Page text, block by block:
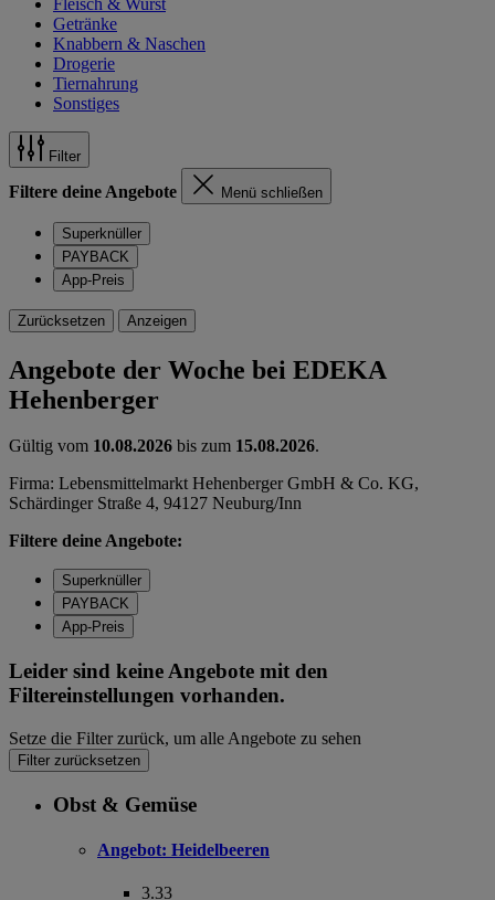
Getränke
Knabbern & Naschen
Drogerie
Tiernahrung
Sonstiges
Filter
Filtere deine Angebote Menü schließen
Superknüller
PAYBACK
App-Preis
Zurücksetzen Anzeigen
Angebote der Woche bei EDEKA
Hehenberger
Gültig vom 10.08.2026 bis zum 15.08.2026.
Firma: Lebensmittelmarkt Hehenberger GmbH & Co. KG,
Schärdinger Straße 4, 94127 Neuburg/Inn
Filtere deine Angebote:
Superknüller
PAYBACK
App-Preis
Leider sind keine Angebote mit den
Filtereinstellungen vorhanden.
Setze die Filter zurück, um alle Angebote zu sehen
Filter zurücksetzen
Obst & Gemüse
Angebot: Heidelbeeren
3.33